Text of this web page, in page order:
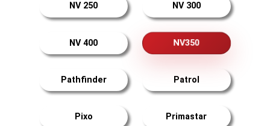
NV 250 NV 300
NV 400 NV350
Pathfinder Patrol
Pixo Primastar